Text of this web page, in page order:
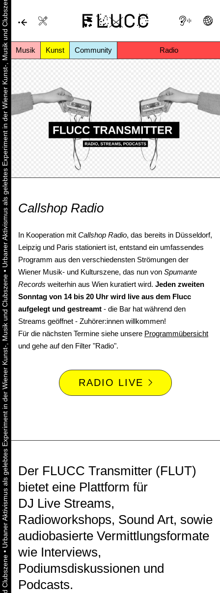
Musik Kunst Community Radio
•
Urbaner Aktivismus als gelebtes Experiment in der Wiener Kunst-, Musik und Clubszene
•
Urbaner Aktivismus als gelebtes Experiment in der Wiener Kunst-, Musik und Clubszene Callshop Radio
In Kooperation mit Callshop Radio, das bereits in Düsseldorf,
Leipzig und Paris stationiert ist, entstand ein umfassendes
Programm aus den verschiedensten Strömungen der
Wiener Musik- und Kulturszene, das nun von Spumante
Records weiterhin aus Wien kuratiert wird. Jeden zweiten
Sonntag von 14 bis 20 Uhr wird live aus dem Flucc
aufgelegt und gestreamt - die Bar hat während den
Streams geöffnet - Zuhörer:innen willkommen!
Für die nächsten Termine siehe unsere Programmübersicht
und gehe auf den Filter "Radio".
RADIO LIVE
Der FLUCC Transmitter (FLUT)
bietet eine Plattform für
DJ Live Streams,
Radioworkshops, Sound Art, sowie
audiobasierte Vermittlungsformate
wie Interviews,
Podiumsdiskussionen und
Podcasts.